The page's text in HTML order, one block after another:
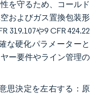
を守るため、コールド
およびガス置換包装形
319.107や9 CFR 424.22
な硬化パラメーターと
ー要件やライン管理の
思決定を左右する：原